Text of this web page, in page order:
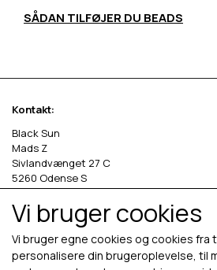
SÅDAN TILFØJER DU BEADS
Kontakt:
Black Sun
Mads Z
Sivlandvænget 27 C
5260 Odense S
Denmark
Phone: +45 69 13 27 00
cvr. 36535458
Vi bruger cookies
Vi bruger egne cookies og cookies
personalisere din brugeroplevelse, til